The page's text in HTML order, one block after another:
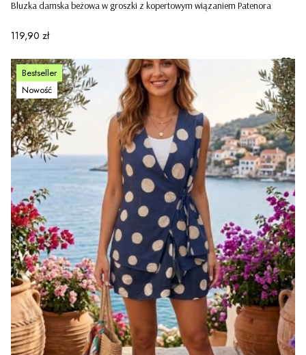
Bluzka damska beżowa w groszki z kopertowym wiązaniem Patenora
Cena
119,90 zł
Bestseller
Nowość